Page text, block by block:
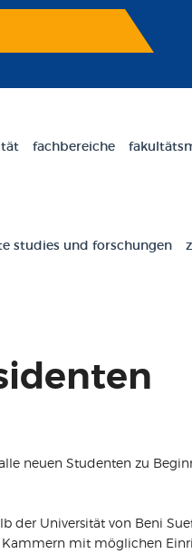
fachbereiche
studies und forschungen
Studenten zu
Universität von Beni
mit möglichen